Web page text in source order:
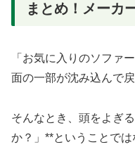
まとめ！メーカ
「お気に入りのソファ
面の一部が沈み込んで
そんなとき、頭をよぎ
か？」**ということでは